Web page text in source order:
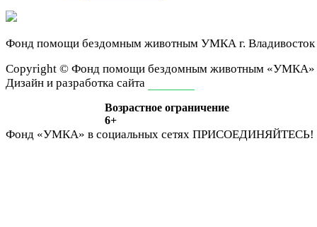
Фонд помощи бездомным животным УМКА г. Владивосток
Сopyright © Фонд помощи бездомным животным «УМКА»
Дизайн и разработка сайта
Возрастное ограничение
6+
Фонд «УМКА» в социальных сетях ПРИСОЕДИНЯЙТЕСЬ!